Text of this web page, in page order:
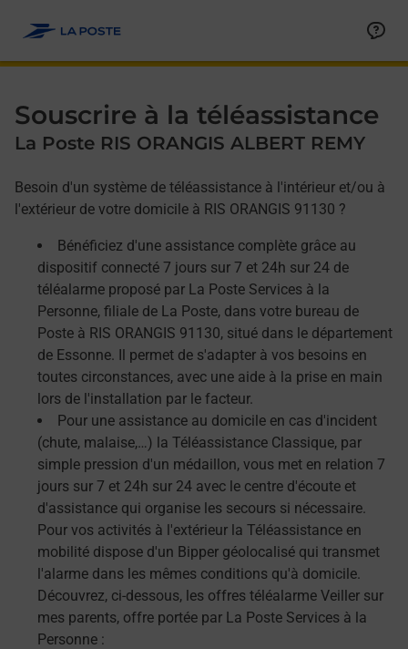
Souscrire à la téléassistance
La Poste RIS ORANGIS ALBERT REMY
Besoin d'un système de téléassistance à l'intérieur et/ou à
l'extérieur de votre domicile à RIS ORANGIS 91130 ?
Bénéficiez d'une assistance complète grâce au
dispositif connecté 7 jours sur 7 et 24h sur 24 de
téléalarme proposé par La Poste Services à la
Personne, filiale de La Poste, dans votre bureau de
Poste à RIS ORANGIS 91130, situé dans le département
de Essonne. Il permet de s'adapter à vos besoins en
toutes circonstances, avec une aide à la prise en main
lors de l'installation par le facteur.
Pour une assistance au domicile en cas d'incident
(chute, malaise,…) la Téléassistance Classique, par
simple pression d'un médaillon, vous met en relation 7
jours sur 7 et 24h sur 24 avec le centre d'écoute et
d'assistance qui organise les secours si nécessaire.
Pour vos activités à l'extérieur la Téléassistance en
mobilité dispose d'un Bipper géolocalisé qui transmet
l'alarme dans les mêmes conditions qu'à domicile.
Découvrez, ci-dessous, les offres téléalarme Veiller sur
mes parents, offre portée par La Poste Services à la
Personne :